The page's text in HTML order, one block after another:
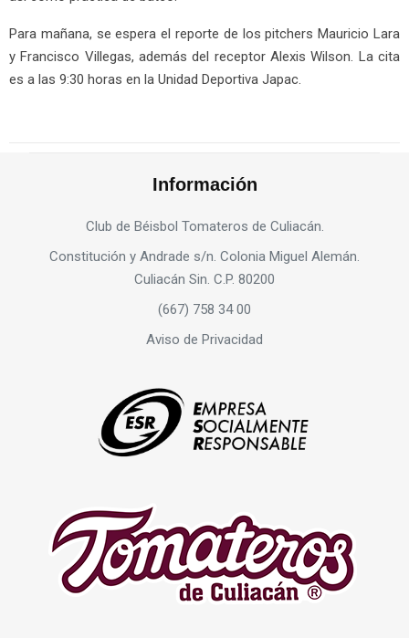
Para mañana, se espera el reporte de los pitchers Mauricio Lara
y Francisco Villegas, además del receptor Alexis Wilson. La cita
es a las 9:30 horas en la Unidad Deportiva Japac.
Información
Club de Béisbol Tomateros de Culiacán.
Constitución y Andrade s/n. Colonia Miguel Alemán.
Culiacán Sin. C.P. 80200
(667) 758 34 00
Aviso de Privacidad